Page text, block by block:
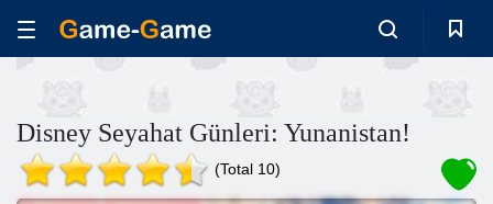
Disney Seyahat Günleri: Yunanistan!
(Total 10)